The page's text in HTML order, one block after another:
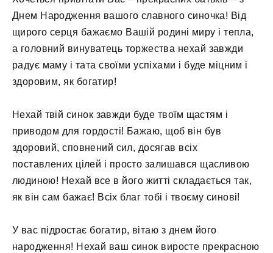
Днем Народження вашого славного синочка! Від
щирого серця бажаємо Вашій родині миру і тепла,
а головний винуватець торжества нехай завжди
радує маму і тата своїми успіхами і буде міцним і
здоровим, як богатир!
Нехай твій синок завжди буде твоїм щастям і
приводом для гордості! Бажаю, щоб він був
здоровий, сповнений сил, досягав всіх
поставлених цілей і просто залишався щасливою
людиною! Нехай все в його житті складається так,
як він сам бажає! Всіх благ тобі і твоєму синові!
У вас підростає богатир, вітаю з днем ​​його
народження! Нехай ваш синок виросте прекрасною